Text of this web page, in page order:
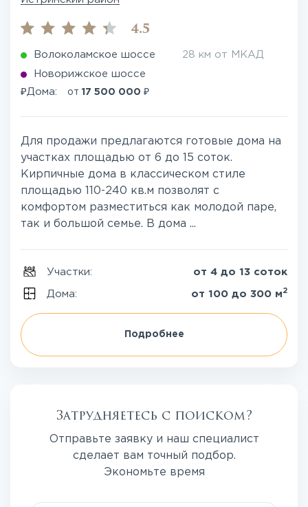
4.5
Волоколамское шоссе 28 км от МКАД
Новорижское шоссе
₽Дома: от 17 500 000 ₽
Для продажи предлагаются готовые дома на
участках площадью от 6 до 15 соток.
Кирпичные дома в классическом стиле
площадью 110-240 кв.м позволят с
комфортом разместиться как молодой паре,
так и большой семье. В дома ...
Участки: от 4 до 13 соток
Дома: от 100 до 300 м 2
Подробнее
Затрудняетесь с поиском?
Отправьте заявку и наш специалист
сделает вам точный подбор.
Экономьте время